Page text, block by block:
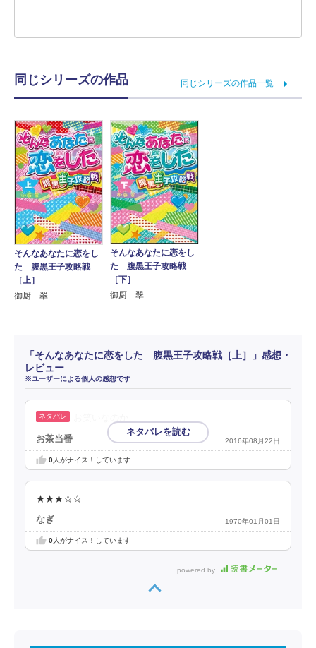
同じシリーズの作品 同じシリーズの作品一覧
そんなあなたに恋をし
た 腹黒王子攻略戦
［上］
御厨 翠
そんなあなたに恋をし
た 腹黒王子攻略戦
［下］
御厨 翠
「そんなあなたに恋をした 腹黒王子攻略戦［上］」感想・
レビュー
※ユーザーによる個人の感想です
お茶当番 2016年08月22日
0人がナイス！しています
★★★☆☆
なぎ 1970年01月01日
0人がナイス！しています
powered by